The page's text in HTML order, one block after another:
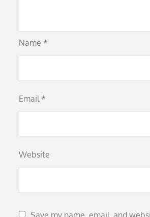
Name *
Email *
Website
Save my name, email, and